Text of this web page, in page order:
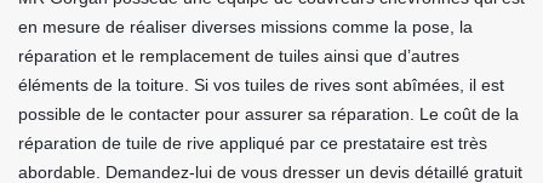
en mesure de réaliser diverses missions comme la pose, la
réparation et le remplacement de tuiles ainsi que d’autres
éléments de la toiture. Si vos tuiles de rives sont abîmées, il est
possible de le contacter pour assurer sa réparation. Le coût de la
réparation de tuile de rive appliqué par ce prestataire est très
abordable. Demandez-lui de vous dresser un devis détaillé gratuit